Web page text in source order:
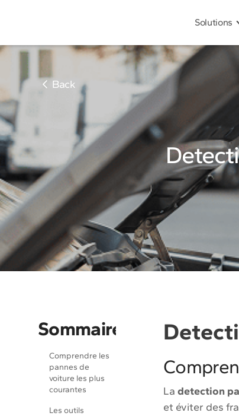
Solutions
Back
Sommaire
Comprendre les
pannes de
voiture les plus
courantes
Les outils
Ladetection
et éviter des